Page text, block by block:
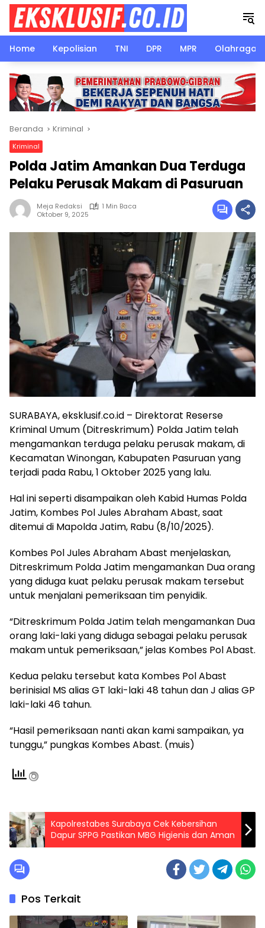
Langsung
konten
Home
Kepolisian TNI DPR MPR Olahraga
Beranda Kriminal
Kriminal
Polda Jatim Amankan Dua Terduga
Pelaku Perusak Makam di Pasuruan
Meja Redaksi
1 Min Baca
Oktober 9, 2025
SURABAYA, eksklusif.co.id – Direktorat Reserse
Kriminal Umum (Ditreskrimum) Polda Jatim telah
mengamankan terduga pelaku perusak makam, di
Kecamatan Winongan, Kabupaten Pasuruan yang
terjadi pada Rabu, 1 Oktober 2025 yang lalu.
Hal ini seperti disampaikan oleh Kabid Humas Polda
Jatim, Kombes Pol Jules Abraham Abast, saat
ditemui di Mapolda Jatim, Rabu (8/10/2025).
Kombes Pol Jules Abraham Abast menjelaskan,
Ditreskrimum Polda Jatim mengamankan Dua orang
yang diduga kuat pelaku perusak makam tersebut
untuk menjalani pemeriksaan tim penyidik.
“Ditreskrimum Polda Jatim telah mengamankan Dua
orang laki-laki yang diduga sebagai pelaku perusak
makam untuk pemeriksaan,” jelas Kombes Pol Abast.
Kedua pelaku tersebut kata Kombes Pol Abast
berinisial MS alias GT laki-laki 48 tahun dan J alias GP
laki-laki 46 tahun.
“Hasil pemeriksaan nanti akan kami sampaikan, ya
tunggu,” pungkas Kombes Abast. (muis)
Kapolrestabes Surabaya Cek Kebersihan
Dapur SPPG Pastikan MBG Higienis dan Aman
Pos Terkait